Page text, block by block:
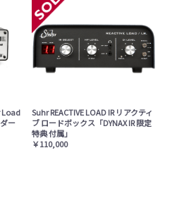
Load
ー
Suhr REACTIVE LOAD IR リアクティ
ブ ロードボックス「DYNAX IR 限定
特典 付属」
￥110,000